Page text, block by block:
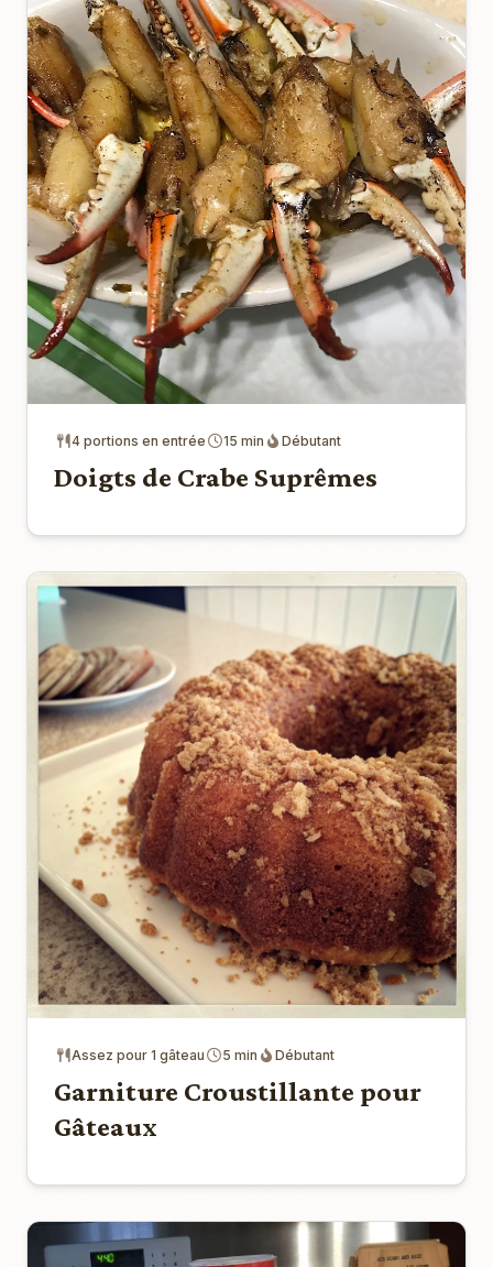
4 portions en entrée 15 min Débutant
Doigts de Crabe Suprêmes
Assez pour 1 gâteau 5 min Débutant
Garniture Croustillante pour
Gâteaux